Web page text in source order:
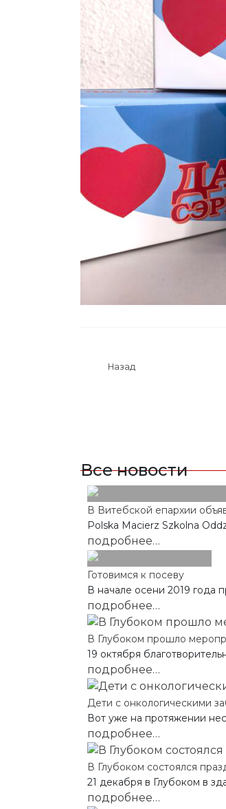
Назад
Все новости
В Витебской епархии
Polska Macierz Szkolna
подробнее…
Готовимся к посеву
В начале осени 2019 года
подробнее…
В Глубоком прошло
19 октября
подробнее…
Дети с онкологическими
Вот уже на протяжении
подробнее…
В Глубоком состоялся
21 декабря в Глубоком в
подробнее…